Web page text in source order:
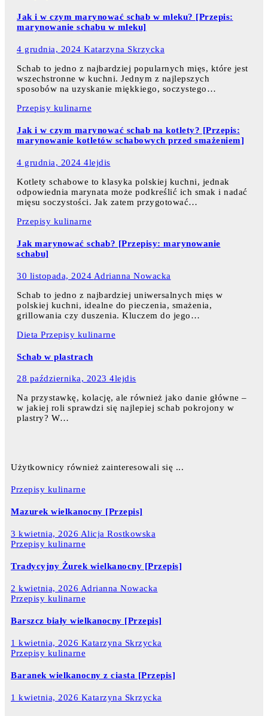
Jak i w czym marynować schab w mleku? [Przepis:
marynowanie schabu w mleku]
4 grudnia, 2024 Katarzyna Skrzycka
Schab to jedno z najbardziej popularnych mięs, które jest
wszechstronne w kuchni. Jednym z najlepszych
sposobów na uzyskanie miękkiego, soczystego…
Przepisy kulinarne
Jak i w czym marynować schab na kotlety? [Przepis:
marynowanie kotletów schabowych przed smażeniem]
4 grudnia, 2024 4lejdis
Kotlety schabowe to klasyka polskiej kuchni, jednak
odpowiednia marynata może podkreślić ich smak i nadać
mięsu soczystości. Jak zatem przygotować…
Przepisy kulinarne
Jak marynować schab? [Przepisy: marynowanie
schabu]
30 listopada, 2024 Adrianna Nowacka
Schab to jedno z najbardziej uniwersalnych mięs w
polskiej kuchni, idealne do pieczenia, smażenia,
grillowania czy duszenia. Kluczem do jego…
Dieta Przepisy kulinarne
Schab w plastrach
28 października, 2023 4lejdis
Na przystawkę, kolację, ale również jako danie główne –
w jakiej roli sprawdzi się najlepiej schab pokrojony w
plastry? W…
Użytkownicy również zainteresowali się ...
Przepisy kulinarne
Mazurek wielkanocny [Przepis]
3 kwietnia, 2026 Alicja Rostkowska
Przepisy kulinarne
Tradycyjny Żurek wielkanocny [Przepis]
2 kwietnia, 2026 Adrianna Nowacka
Przepisy kulinarne
Barszcz biały wielkanocny [Przepis]
1 kwietnia, 2026 Katarzyna Skrzycka
Przepisy kulinarne
Baranek wielkanocny z ciasta [Przepis]
1 kwietnia, 2026 Katarzyna Skrzycka